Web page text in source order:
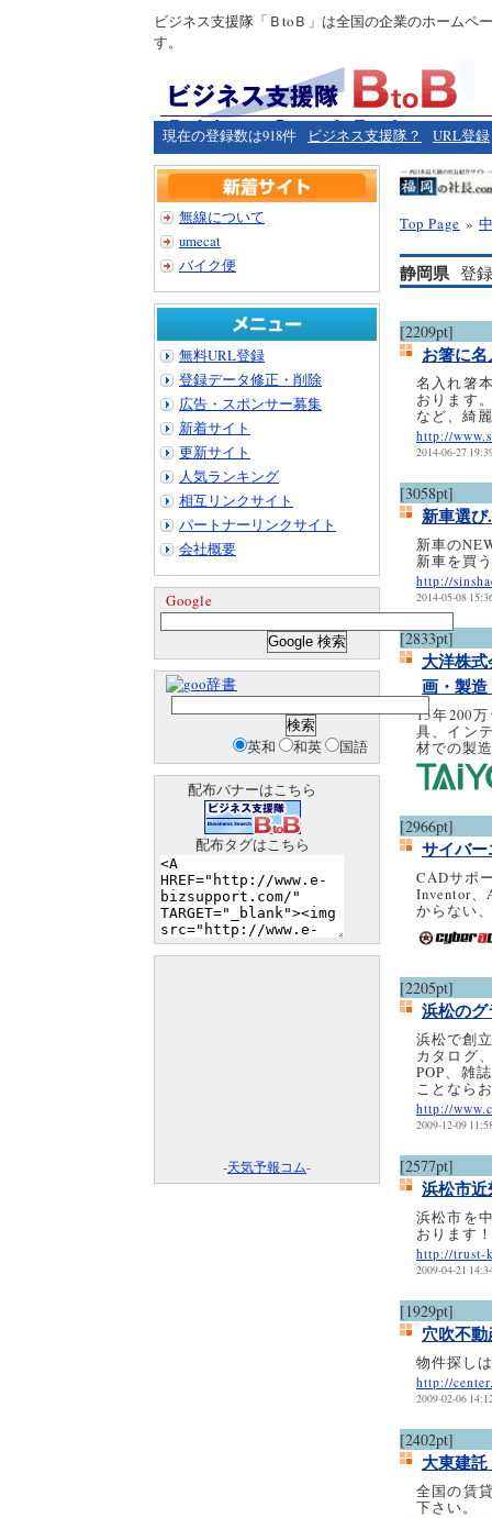
ビジネス支援隊「ＢtoＢ」は全国の企業のホームペ
す。
現在の登録数は918件 ビジネス支援隊？ URL登録
Top Page »
静岡県登録
[2209pt]
お箸に
名入れ箸
おります
など、綺
http://
2014-06-27
[3058pt]
新車選
新車の
新車を買
http://
2014-05-08
[2833pt]
大洋株
画・製
15年200
具、イン
材での製
[2966pt]
サイバ
CADサポ
Inventor、
からない
[2205pt]
浜松の
浜松で創
カタログ
POP、雑
ことなら
http://
2009-12-09
[2577pt]
浜松市
浜松市を
おります
http://trust-
2009-04-21
[1929pt]
穴吹不
物件探し
http://
2009-02-06
[2402pt]
大東建
全国の賃
下さい。
無線について
umecat
バイク便
無料URL登録
登録データ修正・削除
広告・スポンサー募集
新着サイト
更新サイト
人気ランキング
相互リンクサイト
パートナーリンクサイト
会社概要
Google
辞書
英和 和英 国語
配布バナーはこちら
配布タグはこちら
-天気予報コム-